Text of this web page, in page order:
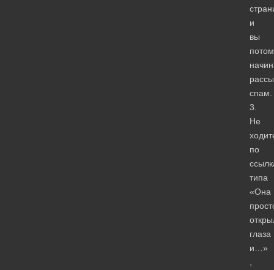
и
вы
потом
спам.
3.
Не
по
типа
«Она
глаза
и…»